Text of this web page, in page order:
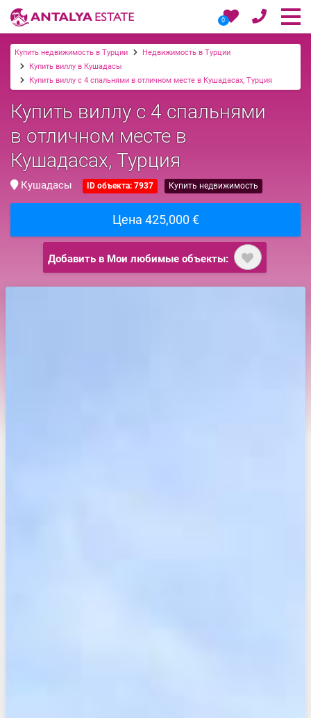
0
Купить недвижимость в Турции
Недвижимость в Турции
Купить виллу в Кушадасы
Купить виллу с 4 спальнями в отличном месте в Кушадасах, Турция
Купить виллу с 4 спальнями
в отличном месте в
Кушадасах, Турция
Кушадасы ID объекта: 7937 Купить недвижимость
Цена 425,000 €
Добавить в Мои любимые объекты: